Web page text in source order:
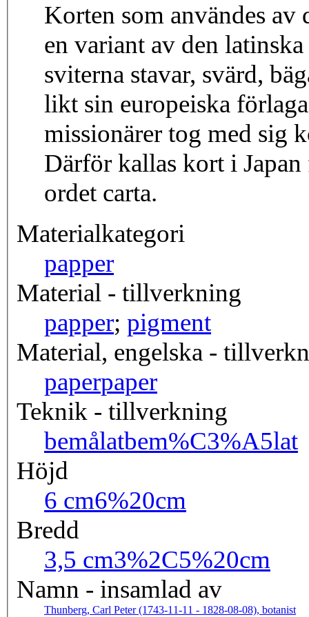
Korten som användes av
en variant av den
sviterna stavar, svärd,
likt sin europeiska
missionärer tog med sig
Därför kallas kort i
ordet carta.
Materialkategori
papper
Material - tillverkning
papper; pigment
Material, engelska -
paperpaper
Teknik - tillverkning
bemålatbem%C3%A5lat
Höjd
6 cm6%20cm
Bredd
3,5 cm3%2C5%20cm
Namn - insamlad av
Thunberg, Carl Peter (1743-11-11 - 1828-08-08), botanist